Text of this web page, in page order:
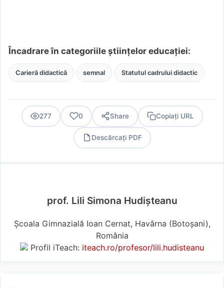
Încadrare în categoriile științelor educației:
Carieră didactică semnal Statutul cadrului didactic
277 0 Share Copiați URL
Descărcați PDF
prof. Lili Simona Hudișteanu
Școala Gimnazială Ioan Cernat, Havârna (Botoşani),
România
Profil iTeach: iteach.ro/profesor/lili.hudisteanu